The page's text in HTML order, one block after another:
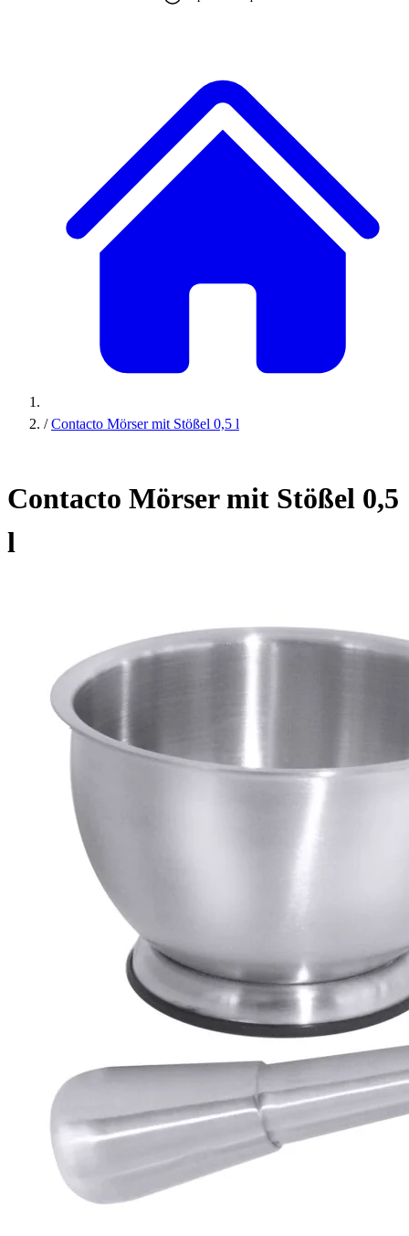
/ Contacto Mörser mit Stößel 0,5 l
Contacto Mörser mit Stößel 0,5
l